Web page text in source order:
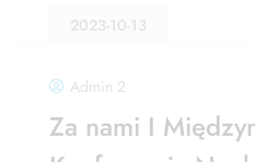
2023-10-13
Admin 2
Za nami I